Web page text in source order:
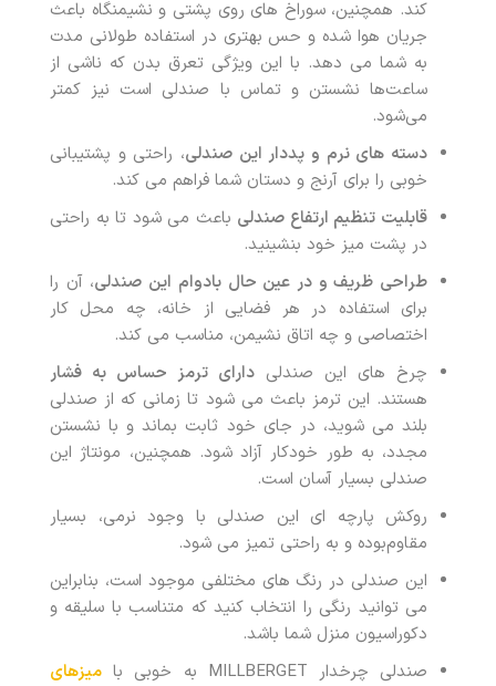
کند. همچنین، سوراخ های روی پشتی و نشیمنگاه باعث
جریان هوا شده و حس بهتری در استفاده طولانی مدت
به شما می دهد. با این ویژگی تعرق بدن که ناشی از
ساعت‌ها نشستن و تماس با صندلی است نیز کمتر
می‌شود.
دسته های نرم و پددار این صندلی، راحتی و پشتیبانی
خوبی را برای آرنج و دستان شما فراهم می کند.
قابلیت تنظیم ارتفاع صندلی باعث می شود تا به راحتی
در پشت میز خود بنشینید.
طراحی ظریف و در عین حال بادوام این صندلی، آن را
برای استفاده در هر فضایی از خانه، چه محل کار
اختصاصی و چه اتاق نشیمن، مناسب می کند.
چرخ های این صندلی دارای ترمز حساس به فشار
هستند. این ترمز باعث می شود تا زمانی که از صندلی
بلند می شوید، در جای خود ثابت بماند و با نشستن
مجدد، به طور خودکار آزاد شود. همچنین، مونتاژ این
صندلی بسیار آسان است.
روکش پارچه ای این صندلی با وجود نرمی، بسیار
مقاوم‌بوده و به راحتی تمیز می شود.
این صندلی در رنگ های مختلفی موجود است، بنابراین
می توانید رنگی را انتخاب کنید که متناسب با سلیقه و
دکوراسیون منزل شما باشد.
صندلی چرخدار MILLBERGET به خوبی با
میزهای